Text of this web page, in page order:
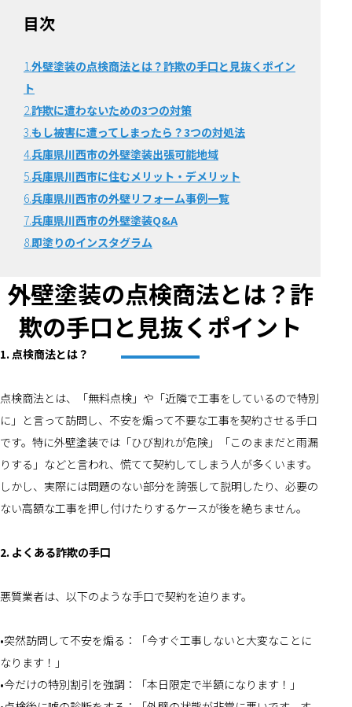
目次
1.外壁塗装の点検商法とは？詐欺の手口と見抜くポイン
ト
2.詐欺に遭わないための3つの対策
3.もし被害に遭ってしまったら？3つの対処法
4.兵庫県川西市の外壁塗装出張可能地域
5.兵庫県川西市に住むメリット・デメリット
6.兵庫県川西市の外壁リフォーム事例一覧
7.兵庫県川西市の外壁塗装Q&A
8.即塗りのインスタグラム
外壁塗装の点検商法とは？詐
欺の手口と見抜くポイント
1. 点検商法とは？
点検商法とは、「無料点検」や「近隣で工事をしているので特別
に」と言って訪問し、不安を煽って不要な工事を契約させる手口
です。特に外壁塗装では「ひび割れが危険」「このままだと雨漏
りする」などと言われ、慌てて契約してしまう人が多くいます。
しかし、実際には問題のない部分を誇張して説明したり、必要の
ない高額な工事を押し付けたりするケースが後を絶ちません。
2. よくある詐欺の手口
悪質業者は、以下のような手口で契約を迫ります。
•突然訪問して不安を煽る：「今すぐ工事しないと大変なことに
なります！」
•今だけの特別割引を強調：「本日限定で半額になります！」